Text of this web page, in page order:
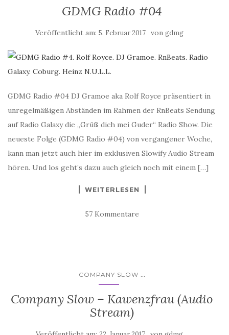
GDMG Radio #04
Veröffentlicht am: 5. Februar 2017 von gdmg
GDMG Radio #04 DJ Gramoe aka Rolf Royce präsentiert in
unregelmäßigen Abständen im Rahmen der RnBeats Sendung
auf Radio Galaxy die „Grüß dich mei Guder“ Radio Show. Die
neueste Folge (GDMG Radio #04) von vergangener Woche,
kann man jetzt auch hier im exklusiven Slowify Audio Stream
hören. Und los geht’s dazu auch gleich noch mit einem […]
WEITERLESEN
57 Kommentare
COMPANY SLOW ...
Company Slow – Kawenzfrau (Audio
Stream)